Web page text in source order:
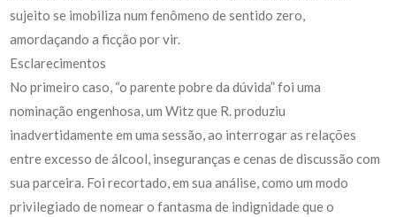
sujeito se imobiliza num fenômeno de sentido zero,
amordaçando a ficção por vir.
Esclarecimentos
No primeiro caso, “o parente pobre da dúvida” foi uma
nominação engenhosa, um Witz que R. produziu
inadvertidamente em uma sessão, ao interrogar as relações
entre excesso de álcool, inseguranças e cenas de discussão com
sua parceira. Foi recortado, em sua análise, como um modo
privilegiado de nomear o fantasma de indignidade que o